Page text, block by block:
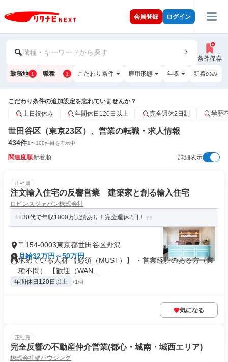
会員登録 ログイン
職種・キーワードから探す
条件保存
勤務地 1 職種 1 こだわり条件 雇用形態 年収 新着のみ
こだわり条件の追加設定を忘れていませんか？
土日祝休み
年間休日120日以上 完全週休2日制 学歴
世田谷区（東京23区）、営業の転職・求人情報
434件1〜100件目を表示中
関連度順新着順 詳細表示
正社員
注文輸入住宅の反響営業 建築家と創る輸入住宅
ロビンスジャパン株式会社
30代で年収1000万実績あり！完全週休2日！
〒154-0003東京都世田谷区野沢
月給32万円～50万円
求めている人材 【必須（MUST）】 ・営業経験のある方（業
種不問） 【歓迎（WAN...
年間休日120日以上 +1個
気になる
正社員
完全反響の不動産仲介営業(都心・城南・城西エリア)
株式会社健ハウジング